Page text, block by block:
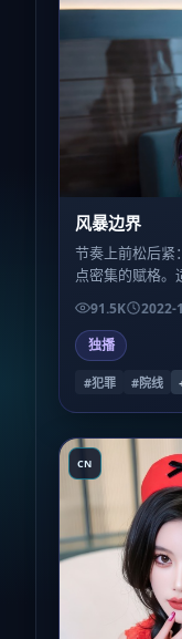
风暴边界
节奏上前松后紧
点密集的赋格
的两个小时，体
91.5K 2022-
独播
#犯罪 #院线
CN